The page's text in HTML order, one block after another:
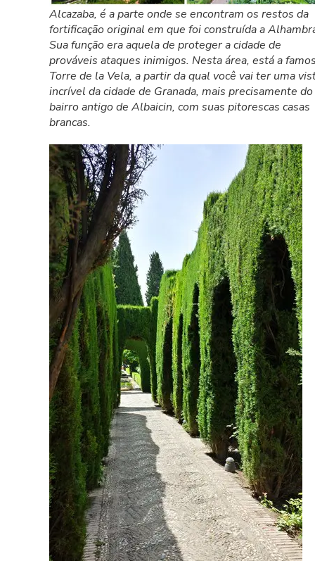
Alcazaba, é a parte onde se encontram os restos da
fortificação original em que foi construída a
Sua função era aquela de proteger a cidade de
prováveis ataques inimigos. Nesta área, está a
Torre de la Vela, a partir da qual você vai ter uma
incrível da cidade de Granada, mais precisamente do
bairro antigo de Albaicin, com suas pitorescas casas
brancas.